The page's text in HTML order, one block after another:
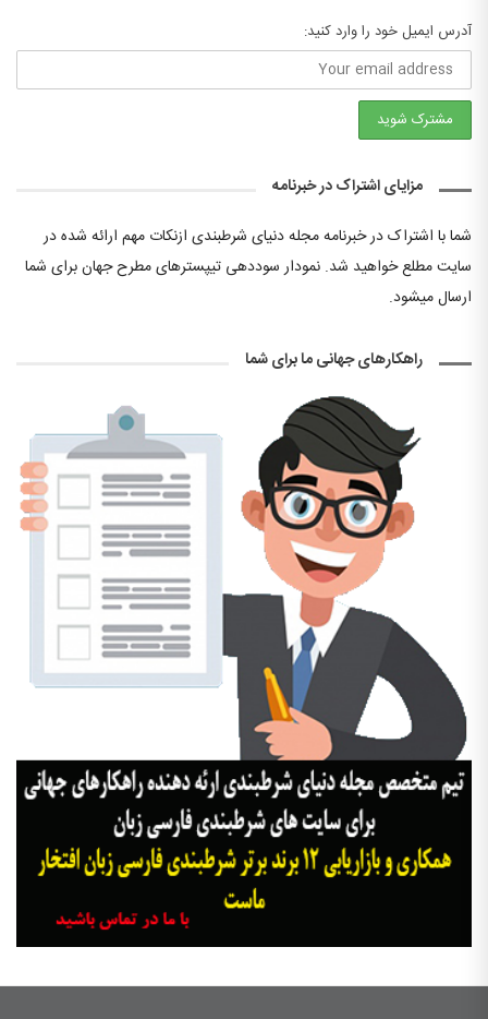
آدرس ایمیل خود را وارد کنید:
مزایای اشتراک در خبرنامه
شما با اشتراک در خبرنامه مجله دنیای شرطبندی ازنکات مهم ارائه شده در
سایت مطلع خواهید شد. نمودار سوددهی تیپسترهای مطرح جهان برای شما
ارسال میشود.
راهکارهای جهانی ما برای شما